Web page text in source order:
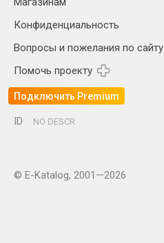
Конфиденциальность
Вопросы и пожелания по сайту
Помочь проекту
Подключить Premium
ID NO DESCR
© E-Katalog, 2001—2026